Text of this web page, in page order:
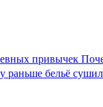
привычек
раньше бельё